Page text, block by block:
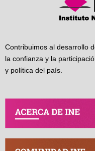
Contribuimos al desarrollo
la confianza y la
y política del país.